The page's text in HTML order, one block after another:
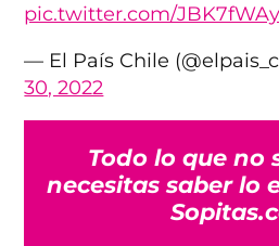
pic.twitter.com/
— El País Chile
30, 2022
Todo lo que no
necesitas saber lo